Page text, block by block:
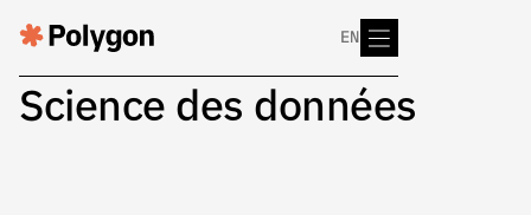
EN
Science des données